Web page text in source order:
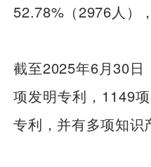
52.78%（2976人）
截至2025年6月30日
项发明专利，1149
专利，并有多项知识